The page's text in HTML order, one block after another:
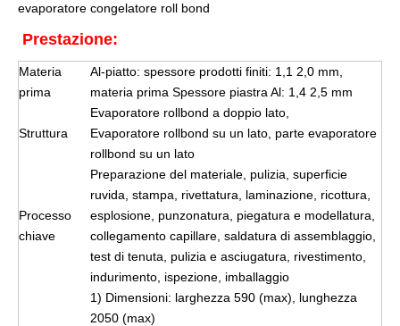
evaporatore congelatore roll bond
Prestazione:
Materia
prima
Al-piatto: spessore prodotti finiti: 1,1 2,0 mm,
materia prima Spessore piastra Al: 1,4 2,5 mm
Struttura
Evaporatore rollbond a doppio lato,
Evaporatore rollbond su un lato, parte evaporatore
rollbond su un lato
Processo
chiave
Preparazione del materiale, pulizia, superficie
ruvida, stampa, rivettatura, laminazione, ricottura,
esplosione, punzonatura, piegatura e modellatura,
collegamento capillare, saldatura di assemblaggio,
test di tenuta, pulizia e asciugatura, rivestimento,
indurimento, ispezione, imballaggio
1) Dimensioni: larghezza 590 (max), lunghezza
2050 (max)